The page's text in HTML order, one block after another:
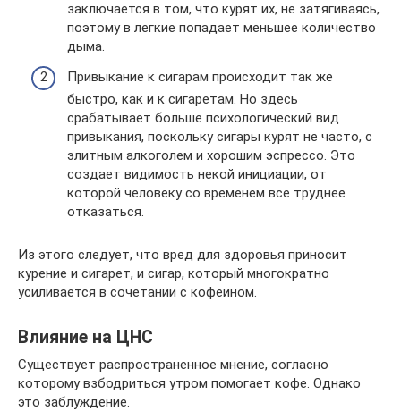
заключается в том, что курят их, не затягиваясь,
поэтому в легкие попадает меньшее количество
дыма.
Привыкание к сигарам происходит так же
быстро, как и к сигаретам. Но здесь
срабатывает больше психологический вид
привыкания, поскольку сигары курят не часто, с
элитным алкоголем и хорошим эспрессо. Это
создает видимость некой инициации, от
которой человеку со временем все труднее
отказаться.
Из этого следует, что вред для здоровья приносит
курение и сигарет, и сигар, который многократно
усиливается в сочетании с кофеином.
Влияние на ЦНС
Существует распространенное мнение, согласно
которому взбодриться утром помогает кофе. Однако
это заблуждение.